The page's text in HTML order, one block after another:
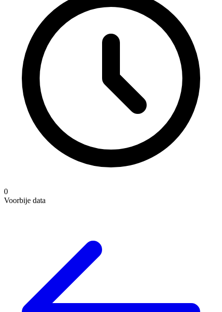
0
Voorbije data